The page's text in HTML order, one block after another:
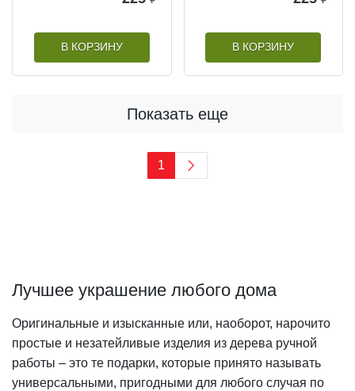
В КОРЗИНУ В КОРЗИНУ
Показать еще
1
Лучшее украшение любого дома
Оригинальные и изысканные или, наоборот, нарочито
простые и незатейливые изделия из дерева ручной
работы – это те подарки, которые принято называть
универсальными, пригодными для любого случая по